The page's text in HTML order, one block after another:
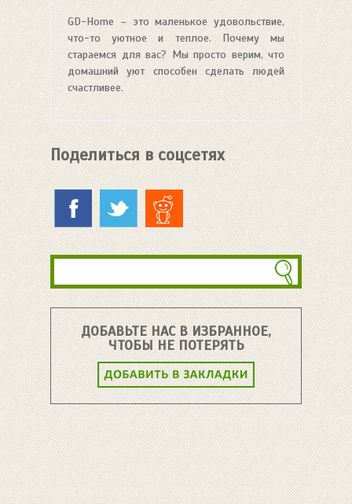
GD-Home – это маленькое удовольствие,
что-то уютное и теплое. Почему мы
стараемся для вас? Мы просто верим, что
домашний уют способен сделать людей
счастливее.
Поделиться в соцсетях
ДОБАВЬТЕ НАС В ИЗБРАННОЕ,
ЧТОБЫ НЕ ПОТЕРЯТЬ